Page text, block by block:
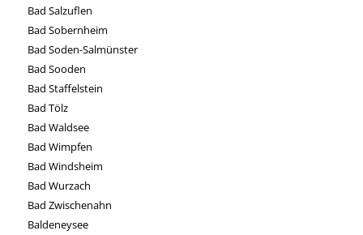
Bad Salzuflen
Bad Sobernheim
Bad Soden-Salmünster
Bad Sooden
Bad Staffelstein
Bad Tölz
Bad Waldsee
Bad Wimpfen
Bad Windsheim
Bad Wurzach
Bad Zwischenahn
Baldeneysee